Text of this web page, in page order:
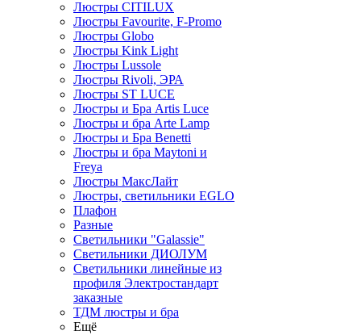
Люстры CITILUX
Люстры Favourite, F-Promo
Люстры Globo
Люстры Kink Light
Люстры Lussole
Люстры Rivoli, ЭРА
Люстры ST LUCE
Люстры и Бра Artis Luce
Люстры и бра Arte Lamp
Люстры и Бра Benetti
Люстры и бра Maytoni и
Freya
Люстры МаксЛайт
Люстры, светильники EGLO
Плафон
Разные
Светильники "Galassie"
Светильники ДИОЛУМ
Светильники линейные из
профиля Электростандарт
заказные
ТДМ люстры и бра
Ещё